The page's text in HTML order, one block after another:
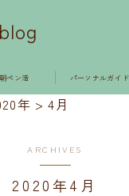
ペン活 パーソナルガイド
年 >4月
ARCHIVES
2020年4月